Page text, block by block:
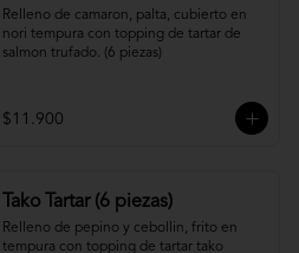
Relleno de camaron, palta, cubierto en
nori tempura con topping de tartar de
salmon trufado. (6 piezas)
$11.900
Tako Tartar (6 piezas)
Relleno de pepino y cebollin, frito en
tempura con topping de tartar tako